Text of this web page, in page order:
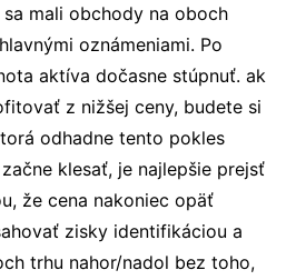
mali obchody na oboch
oznámeniami. Po
aktíva dočasne stúpnuť. ak
z nižšej ceny, budete si
odhadne tento pokles
klesať, je najlepšie prejsť
že cena nakoniec opäť
zisky identifikáciou a
trhu nahor/nadol bez toho,